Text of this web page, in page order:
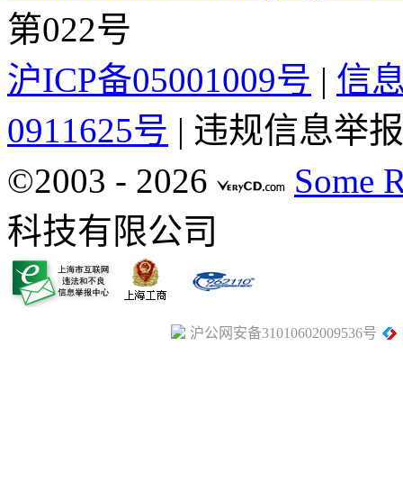
第022号
沪ICP备05001009号 | 信
0911625号 | 违规信息举
©2003 - 2026
Some
科技有限公司
沪公网安备31010602009536号